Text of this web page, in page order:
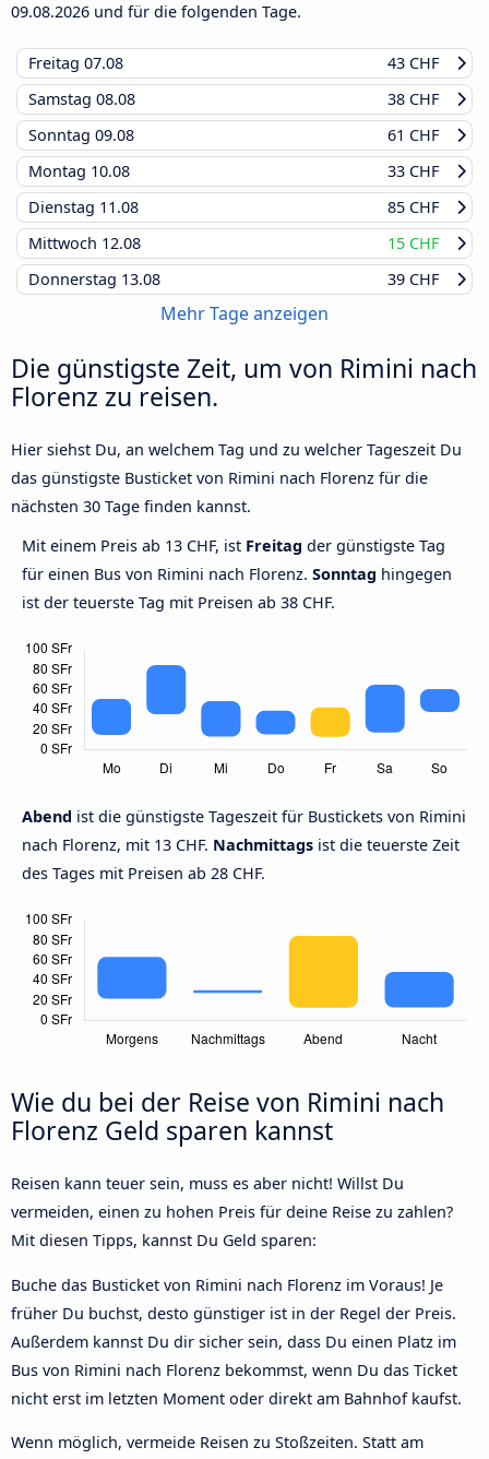
09.08.2026 und für die folgenden Tage.
Freitag 07.08
43 CHF
Samstag 08.08
38 CHF
Sonntag 09.08
61 CHF
Montag 10.08
33 CHF
Dienstag 11.08
85 CHF
Mittwoch 12.08
15 CHF
Donnerstag 13.08 39 CHF
Mehr Tage anzeigen
Die günstigste Zeit, um von Rimini nach
Florenz zu reisen.
Hier siehst Du, an welchem Tag und zu welcher Tageszeit Du
das günstigste Busticket von Rimini nach Florenz für die
nächsten 30 Tage finden kannst.
Mit einem Preis ab 13 CHF, ist Freitag der günstigste Tag
für einen Bus von Rimini nach Florenz. Sonntag hingegen
ist der teuerste Tag mit Preisen ab 38 CHF.
Abend ist die günstigste Tageszeit für Bustickets von Rimini
nach Florenz, mit 13 CHF. Nachmittags ist die teuerste Zeit
des Tages mit Preisen ab 28 CHF.
Wie du bei der Reise von Rimini nach
Florenz Geld sparen kannst
Reisen kann teuer sein, muss es aber nicht! Willst Du
vermeiden, einen zu hohen Preis für deine Reise zu zahlen?
Mit diesen Tipps, kannst Du Geld sparen:
Buche das Busticket von Rimini nach Florenz im Voraus! Je
früher Du buchst, desto günstiger ist in der Regel der Preis.
Außerdem kannst Du dir sicher sein, dass Du einen Platz im
Bus von Rimini nach Florenz bekommst, wenn Du das Ticket
nicht erst im letzten Moment oder direkt am Bahnhof kaufst.
Wenn möglich, vermeide Reisen zu Stoßzeiten. Statt am